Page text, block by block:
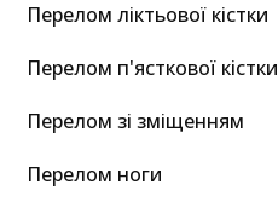
Перелом ліктьової кістки
Перелом п'ясткової кістки
Перелом зі зміщенням
Перелом ноги